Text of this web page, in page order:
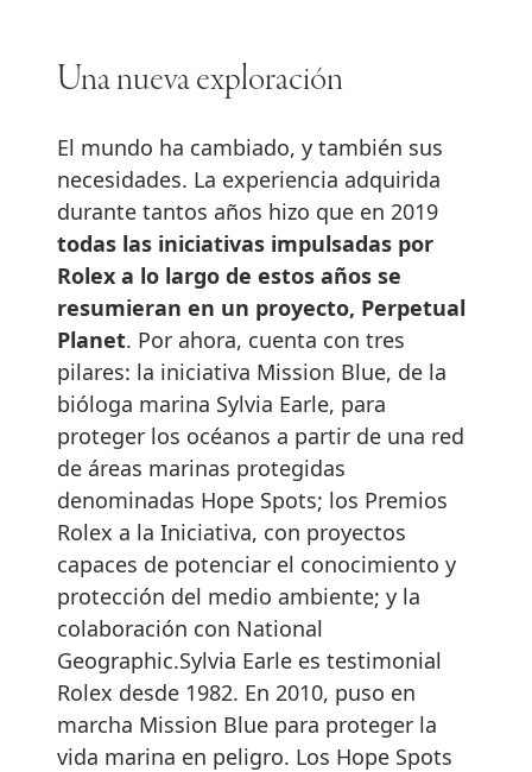
Una nueva exploración
El mundo ha cambiado, y también sus
necesidades. La experiencia adquirida
durante tantos años hizo que en 2019
todas las iniciativas impulsadas por
Rolex a lo largo de estos años se
resumieran en un proyecto, Perpetual
Planet. Por ahora, cuenta con tres
pilares: la iniciativa Mission Blue, de la
bióloga marina Sylvia Earle, para
proteger los océanos a partir de una red
de áreas marinas protegidas
denominadas Hope Spots; los Premios
Rolex a la Iniciativa, con proyectos
capaces de potenciar el conocimiento y
protección del medio ambiente; y la
colaboración con National
Geographic.Sylvia Earle es testimonial
Rolex desde 1982. En 2010, puso en
marcha Mission Blue para proteger la
vida marina en peligro. Los Hope Spots